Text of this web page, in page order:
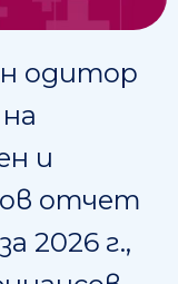
одитор
и
отчет
2026 г.,